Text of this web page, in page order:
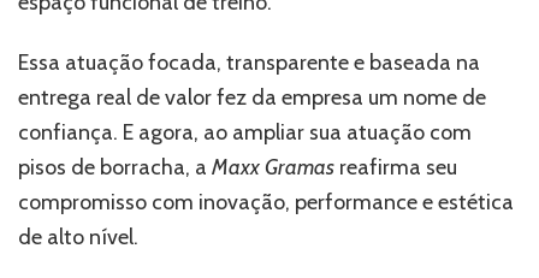
Essa atuação focada, transparente e baseada na
entrega real de valor fez da empresa um nome de
confiança. E agora, ao ampliar sua atuação com
pisos de borracha, a Maxx Gramas reafirma seu
compromisso com inovação, performance e estética
de alto nível.